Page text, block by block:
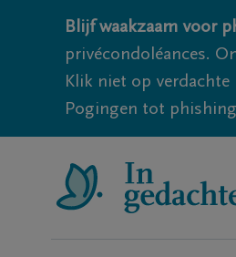
Blijf waakzaam voor
privécondoléances.
Klik niet op
Pogingen tot